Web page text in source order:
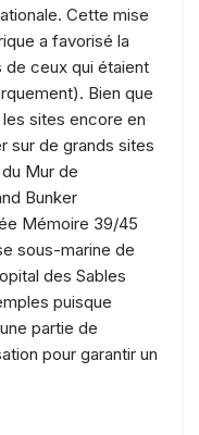
Cette mise
a favorisé la
ceux qui étaient
Bien que
les sites encore en
sur de grands sites
Mur de
Bunker
Mémoire 39/45
sous-marine de
des Sables
puisque
partie de
pour garantir un